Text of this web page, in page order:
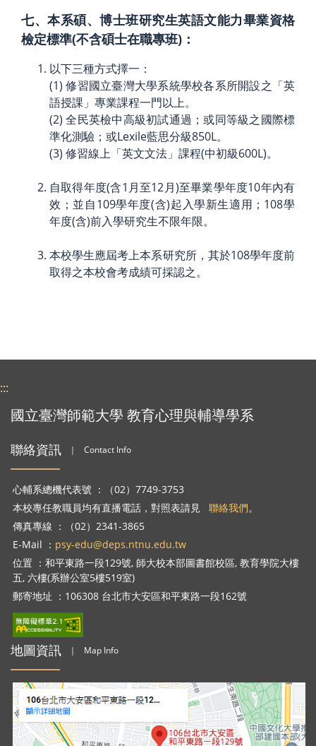
七、本系碩、博士班研究生英語文能力畢業資格
檢定標準(不含碩士在職專班)：
以下三種方式擇一：
(1) 修習國立臺灣大學系統學校各系所開設之「英
語授課」專業課程一門以上。
(2) 全民英檢中高級初試通過；或同等級之國際標
準化測驗；或Lexile藍思分級850L。
(3) 修習線上「英文文法」課程(中初級600L)。
自取得年度(含1月至12月)至畢業學年度10年內有
效；並自109學年度(含)起入學新生適用；108學
年度(含)前入學研究生不限年限。
本校學生應屆考上本系研究所，其於108學年度前
取得之本校會考成績可採認之。
:::
國立臺灣師範大學 教育心理與輔導學系
聯絡資訊 ｜ Contact Info
心輔系總機代表號 ：（02）7749-3753
本校專任教職員均有直播電話，對照表請見 聯絡我們。
傳真專線 ：（02）2341-3865
E-Mail ： psy-edu@deps.ntnu.edu.tw
位置 ：和平東路一段129號, 師大校本部圖書館校區, 教育學院大樓
五, 六樓(系辦公室5樓519室)
郵寄地址 ：106308 台北市大安區和平東路一段162號
地圖資訊 ｜ Map Info